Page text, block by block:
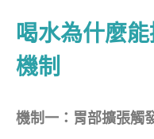
喝水為什麼
機制
機制一：胃部擴張觸